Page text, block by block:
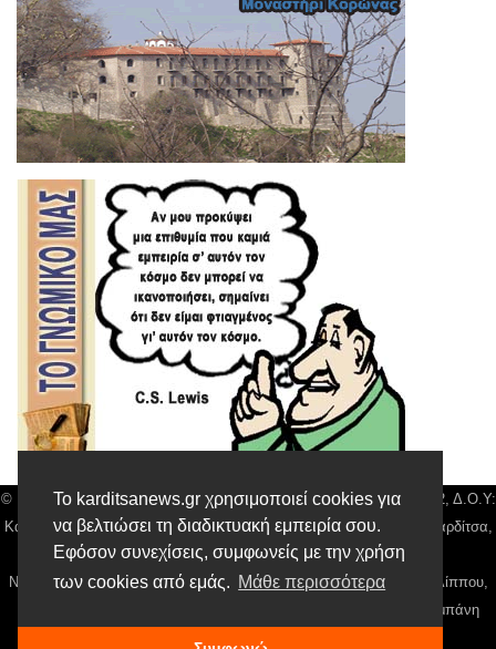
Το karditsanews.gr χρησιμοποιεί cookies για
να βελτιώσει τη διαδικτυακή εμπειρία σου.
Εφόσον συνεχίσεις, συμφωνείς με την χρήση
των cookies από εμάς. Μάθε περισσότερα
© Karditsa News | Διακριτικός Τίτλος: Orion Media, ΑΦΜ: 043750542, Δ.Ο.Υ:
Καρδίτσας, Αρ. Γεμή: 018804431000, Δ/νση: Διάκου 10 τ.κ 43132 Καρδίτσα,
Τηλ: 24410 42500, email:news@karditsanews.gr.
Νόμιμος Εκπρόσωπος, Ιδιοκτήτης και Διαχειριστής: Παναγιώτης Φιλίππου,
Διευθύντρια: Γιαννουσά Βασιλική, Διευθύντιρα Σύνταξης: Μπαλαμπάνη
Βασιλική. Δικαιούχος domain name Παναγιώτης Φιλίππου